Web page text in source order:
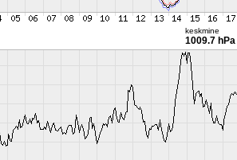
keskmine
1009.7 hPa